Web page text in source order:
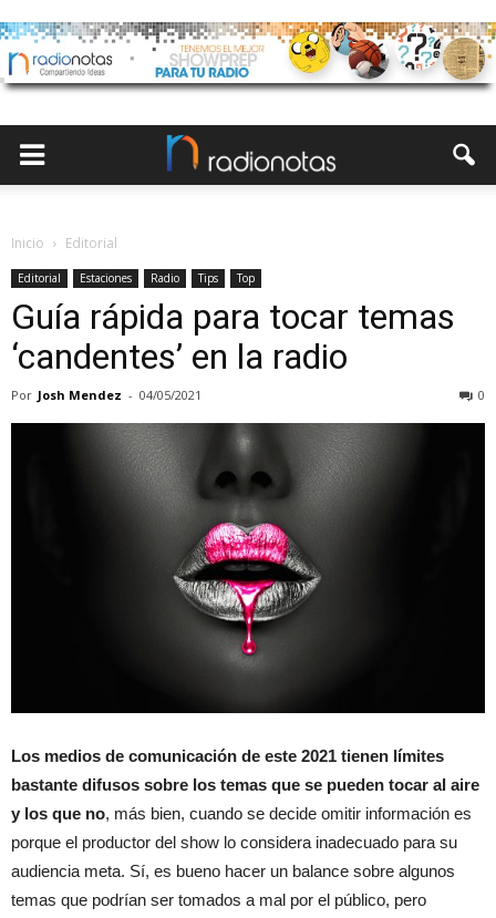
Inicio Editorial
Editorial Estaciones Radio Tips Top
Guía rápida para tocar temas
‘candentes’ en la radio
Por Josh Mendez - 04/05/2021 0
Los medios de comunicación de este 2021 tienen límites
bastante difusos sobre los temas que se pueden tocar al aire
y los que no, más bien, cuando se decide omitir información es
porque el productor del show lo considera inadecuado para su
audiencia meta. Sí, es bueno hacer un balance sobre algunos
temas que podrían ser tomados a mal por el público, pero